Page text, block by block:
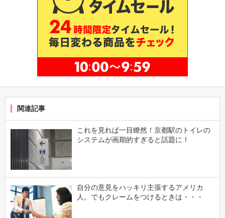
関連記事
これを見れば一目瞭然！京都駅のトイレの
システムが画期的すぎると話題に！
自分の意見をハッキリ主張するアメリカ
人。でもクレームをつけるときは・・・